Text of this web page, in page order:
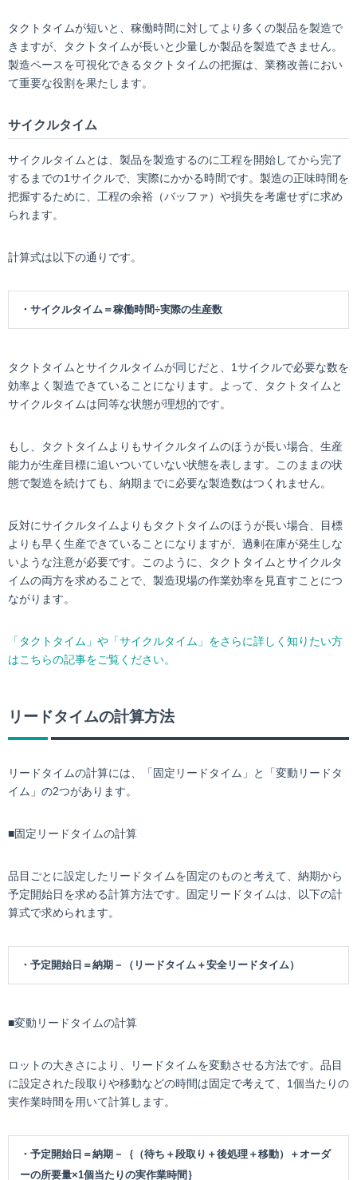
タクトタイムが短いと、稼働時間に対してより多くの製品を製造で
きますが、タクトタイムが長いと少量しか製品を製造できません。
製造ペースを可視化できるタクトタイムの把握は、業務改善におい
て重要な役割を果たします。
サイクルタイム
サイクルタイムとは、製品を製造するのに工程を開始してから完了
するまでの1サイクルで、実際にかかる時間です。製造の正味時間を
把握するために、工程の余裕（バッファ）や損失を考慮せずに求め
られます。
計算式は以下の通りです。
・サイクルタイム＝稼働時間÷実際の生産数
タクトタイムとサイクルタイムが同じだと、1サイクルで必要な数を
効率よく製造できていることになります。よって、タクトタイムと
サイクルタイムは同等な状態が理想的です。
もし、タクトタイムよりもサイクルタイムのほうが長い場合、生産
能力が生産目標に追いついていない状態を表します。このままの状
態で製造を続けても、納期までに必要な製造数はつくれません。
反対にサイクルタイムよりもタクトタイムのほうが長い場合、目標
よりも早く生産できていることになりますが、過剰在庫が発生しな
いような注意が必要です。このように、タクトタイムとサイクルタ
イムの両方を求めることで、製造現場の作業効率を見直すことにつ
ながります。
「タクトタイム」や「サイクルタイム」をさらに詳しく知りたい方
はこちらの記事をご覧ください。
リードタイムの計算方法
リードタイムの計算には、「固定リードタイム」と「変動リードタ
イム」の2つがあります。
■固定リードタイムの計算
品目ごとに設定したリードタイムを固定のものと考えて、納期から
予定開始日を求める計算方法です。固定リードタイムは、以下の計
算式で求められます。
・予定開始日＝納期－（リードタイム＋安全リードタイム）
■変動リードタイムの計算
ロットの大きさにより、リードタイムを変動させる方法です。品目
に設定された段取りや移動などの時間は固定で考えて、1個当たりの
実作業時間を用いて計算します。
・予定開始日＝納期－｛（待ち＋段取り＋後処理＋移動）＋オーダ
ーの所要量×1個当たりの実作業時間｝